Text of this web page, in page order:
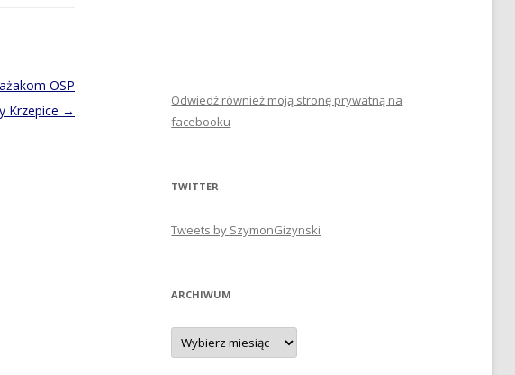
OSP
Krzepice →
Odwiedź również moją stronę prywatną na
facebooku
TWITTER
Tweets by SzymonGizynski
ARCHIWUM
Archiwum